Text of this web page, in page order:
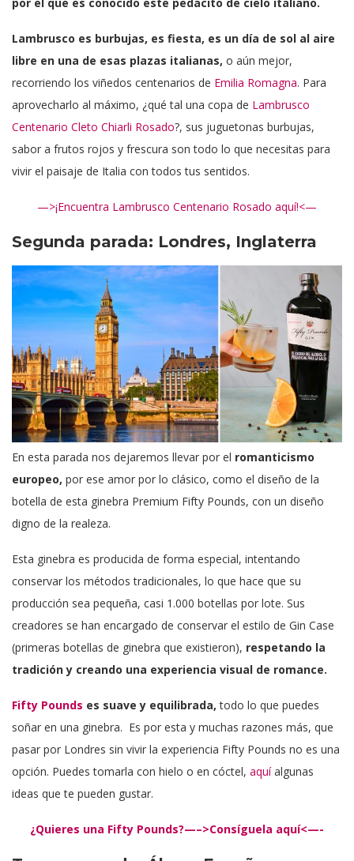
Lambrusco es burbujas, es fiesta, es un día de sol al aire
libre en una de esas plazas italianas, o aún mejor,
recorriendo los viñedos centenarios de Emilia Romagna. Para
aprovecharlo al máximo, ¿qué tal una copa de Lambrusco
Centenario Cleto Chiarli Rosado?, sus juguetonas burbujas,
sabor a frutos rojos y frescura son todo lo que necesitas para
vivir el paisaje de Italia con todos tus sentidos.
—>¡Encuentra Lambrusco Centenario Rosado aquí!<—
Segunda parada: Londres, Inglaterra
En esta parada nos dejaremos llevar por el romanticismo
europeo, por ese amor por lo clásico, como el diseño de la
botella de esta ginebra Premium Fifty Pounds, con un diseño
digno de la realeza.
Esta ginebra es producida de forma especial, intentando
conservar los métodos tradicionales, lo que hace que su
producción sea pequeña, casi 1.000 botellas por lote. Sus
creadores se han encargado de conservar el estilo de Gin Case
(primeras botellas de ginebra que existieron), respetando la
tradición y creando una experiencia visual de romance.
Fifty Pounds es suave y equilibrada, todo lo que puedes
soñar en una ginebra. Es por esta y muchas razones más, que
pasar por Londres sin vivir la experiencia Fifty Pounds no es una
opción. Puedes tomarla con hielo o en cóctel, aquíalgunas
ideas que te pueden gustar.
¿Quieres una Fifty Pounds?—–>Consíguela aquí<—-